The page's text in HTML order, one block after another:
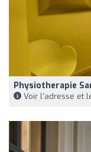
Physiotherapie
Voir l'adresse et